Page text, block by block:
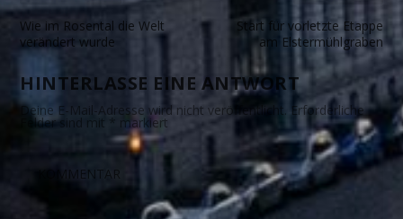
Wie im Rosental die Welt
verändert wurde
Start für vorletzte Etappe
am Elstermühlgraben
HINTERLASSE EINE ANTWORT
Deine E-Mail-Adresse wird nicht veröffentlicht. Erforderliche
Felder sind mit * markiert